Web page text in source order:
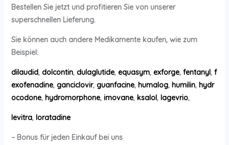
Bestellen Sie jetzt und profitieren Sie von unserer
superschnellen Lieferung.
Sie können auch andere Medikamente kaufen, wie zum
Beispiel:
dilaudid, dolcontin, dulaglutide, equasym, exforge, fentanyl, f
exofenadine, ganciclovir, guanfacine, humalog, humilin, hydr
ocodone, hydromorphone, imovane, ksalol, lagevrio,
levitra, loratadine
– Bonus für jeden Einkauf bei uns